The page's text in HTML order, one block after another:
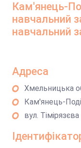
Кам'янець-
навчальний
навчальний
Адреса
Хмельницька
Кам'янець-
вул. Тімірязєва